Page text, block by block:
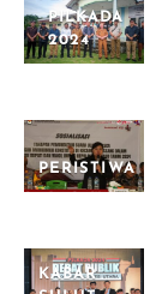
PILKADA
2024
PERISTIWA
KABAR